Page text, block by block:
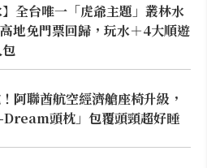
】全台唯一「虎爺主題」叢林水
地免門票回歸，玩水＋4大順遊
阿聯酋航空經濟艙座椅升級，
頭枕」包覆頭頸超好睡